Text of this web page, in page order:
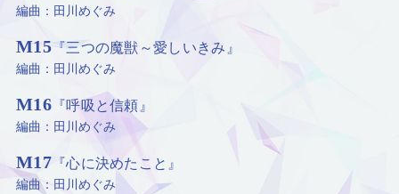
編曲：田川めぐみ
M15『三つの魔獣～愛しいきみ』
編曲：田川めぐみ
M16『呼吸と信頼』
編曲：田川めぐみ
M17『心に決めたこと』
編曲：田川めぐみ